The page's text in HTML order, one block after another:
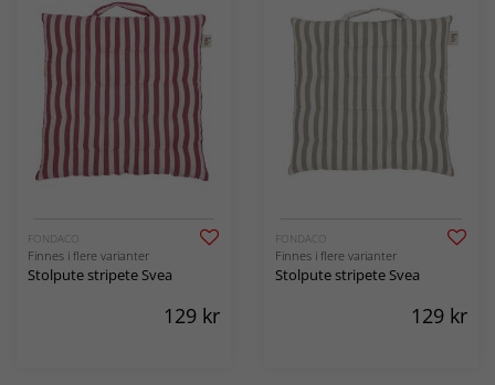
FONDACO
Finnes i flere varianter
Stolpute stripete Svea
129 kr
FONDACO
Finnes i flere varianter
Stolpute stripete Svea
129 kr